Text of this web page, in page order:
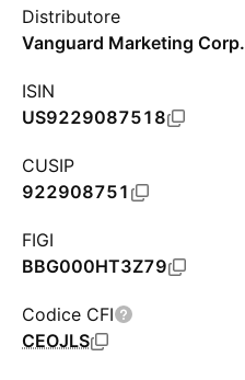
Distributore
Vanguard Marketing Corp.
ISIN
US9229087518
CUSIP
922908751
FIGI
BBG000HT3Z79
Codice CFI
CEOJLS